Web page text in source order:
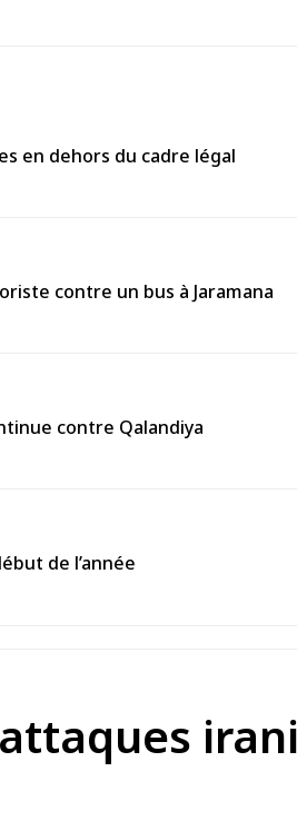
en dehors du cadre légal
contre un bus à Jaramana
contre Qalandiya
de l’année